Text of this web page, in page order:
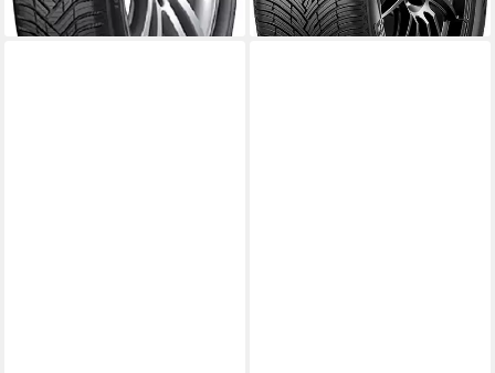
lieferbar - in 4-5 Werktagen bei dir